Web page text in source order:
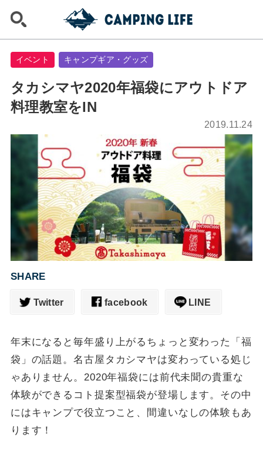
イベント キャンプギア・グッズ
タカシマヤ2020年福袋にアウトドア
料理教室をIN
2019.11.24
SHARE
Twitter facebook LINE
年末になると毎年盛り上がるちょっと変わった「福
袋」の話題。名古屋タカシマヤは変わっている処じ
ゃありません。2020年福袋には前代未聞の貴重な
体験ができるコト提案型福袋が登場します。その中
にはキャンプで役立つこと、間違いなしの体験もあ
ります！